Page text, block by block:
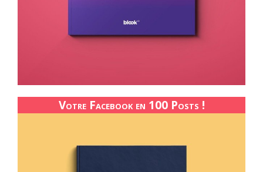
Votre Facebook en 100 Posts !